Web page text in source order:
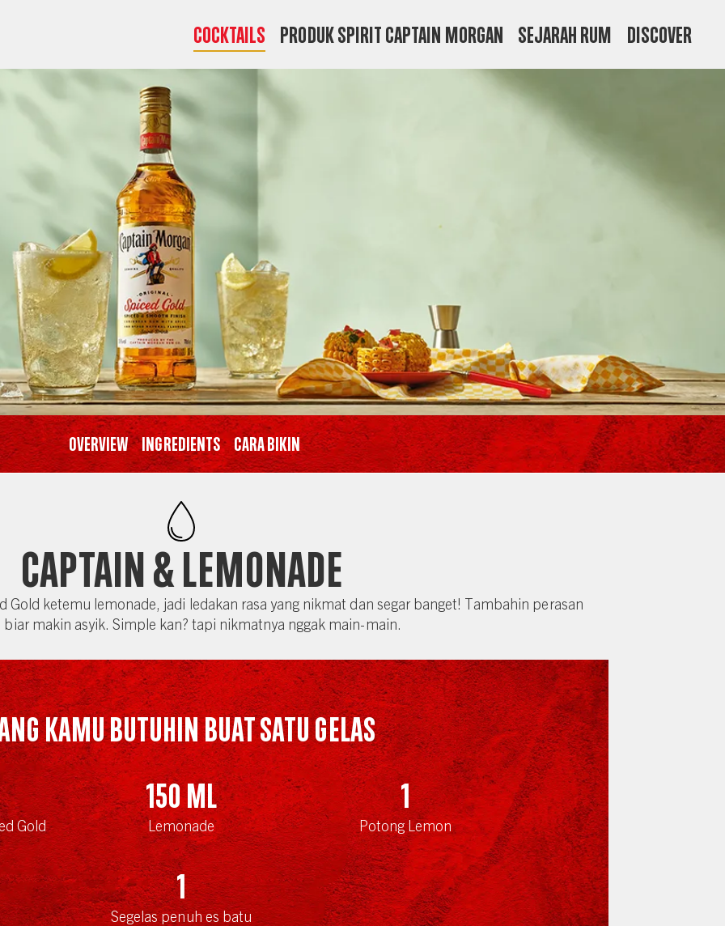
COCKTAILS PRODUK SPIRIT CAPTAIN MORGAN SEJARAH RUM Discover
Overview Ingredients CARA BIKIN
Captain & Lemonade
Gold ketemu lemonade, jadi ledakan rasa yang nikmat dan segar banget! Tambahin perasan
biar makin asyik. Simple kan? tapi nikmatnya nggak main-main.
KAMU BUTUHIN BUAT SATU GELAS
Gold
150ml
Lemonade
1
Potong Lemon
1
Segelas penuh es batu